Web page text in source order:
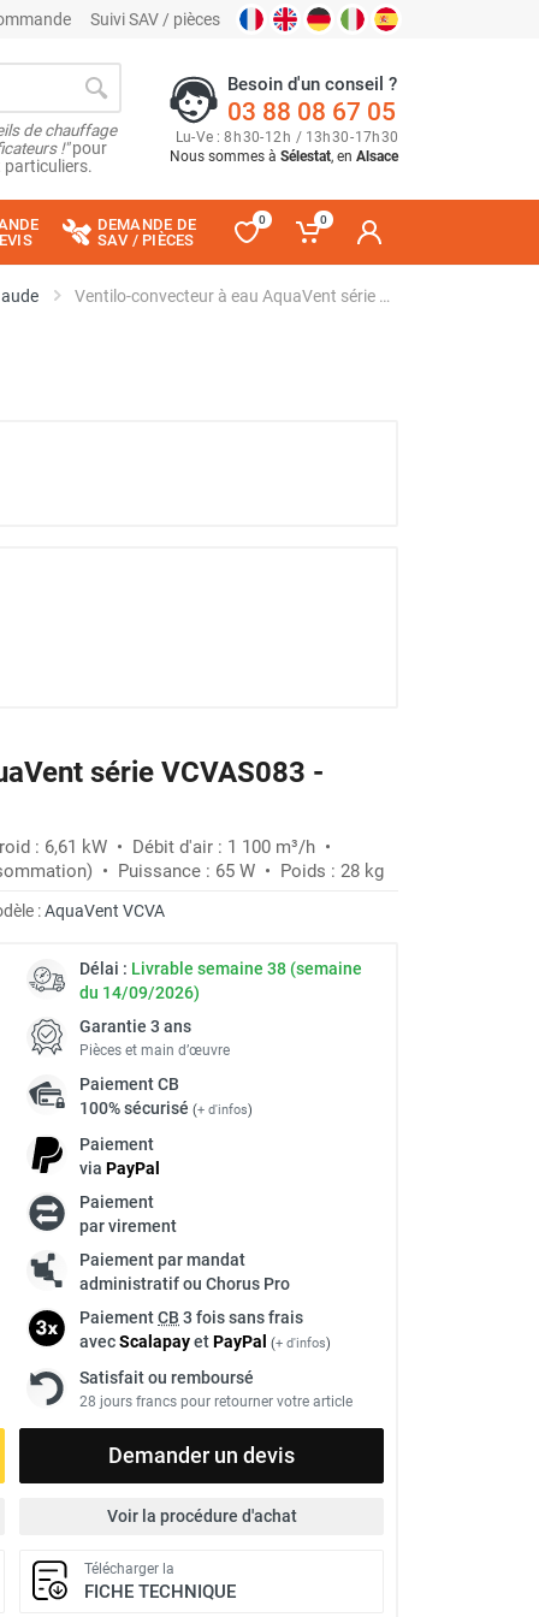
Suivi SAV / pièces
de chauffage
!"pour
particuliers.
Besoin d'un conseil ?
03 88 08 67 05
Lu-Ve : 8h30-12h / 13h30-17h30
Nous sommes à Sélestat, en Alsace
DEMANDE DE
SAV / PIÈCES
0 0
Ventilo-convecteur à eau AquaVent série VCVAS083 - AXELAIR
série VCVAS083 -
: 6,61 kW • Débit d'air : 1 100 m³/h •
• Puissance : 65 W • Poids : 28 kg
:AquaVent VCVA
Délai : Livrable semaine 38 (semaine
du 14/09/2026)
Garantie 3 ans
Pièces et main d’œuvre
PaiementCB
100% sécurisé (+ d'infos)
Paiement
via PayPal
Paiement
par virement
Paiement par mandat
administratif ou Chorus Pro
PaiementCB 3 fois sans frais
avecScalapayetPayPal (+ d'infos)
Satisfait ou remboursé
28 jours francs pour retourner votre article
Demander un devis
Voir la procédure d'achat
Télécharger la
FICHE TECHNIQUE